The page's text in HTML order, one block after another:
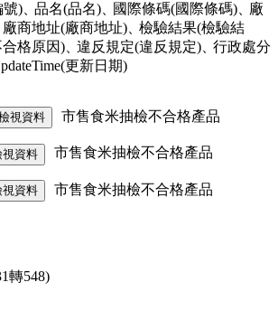
號)、品名(品名)、國際條碼(國際條碼)、廠
廠商地址(廠商地址)、檢驗結果(檢驗結
格原因)、違反規定(違反規定)、行政處分
更新日期)
視資料 市售食米抽檢不合格產品
視資料 市售食米抽檢不合格產品
視資料 市售食米抽檢不合格產品
轉548)